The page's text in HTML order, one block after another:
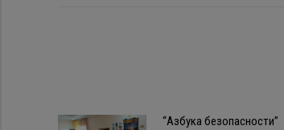
“Азбука безопасности”